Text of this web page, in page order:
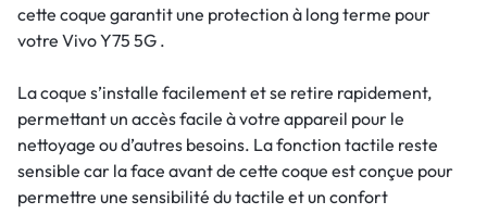
cette coque garantit une protection à long terme pour
votre Vivo Y75 5G .
La coque s’installe facilement et se retire rapidement,
permettant un accès facile à votre appareil pour le
nettoyage ou d’autres besoins. La fonction tactile reste
sensible car la face avant de cette coque est conçue pour
permettre une sensibilité du tactile et un confort